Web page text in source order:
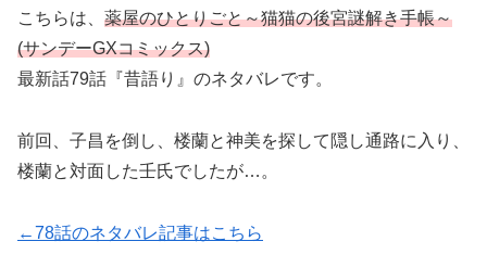
こちらは、 薬屋のひとりごと～猫猫の後宮謎解き手帳～
(サンデーGXコミックス)
最新話79話『昔語り』のネタバレです。
前回、子昌を倒し、楼蘭と神美を探して隠し通路に入り、
楼蘭と対面した壬氏でしたが…。
←78話のネタバレ記事はこちら